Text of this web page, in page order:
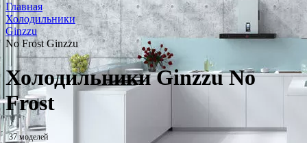
Главная
Холодильники
Ginzzu
No Frost Ginzzu
Холодильники Ginzzu No
Frost
37 моделей